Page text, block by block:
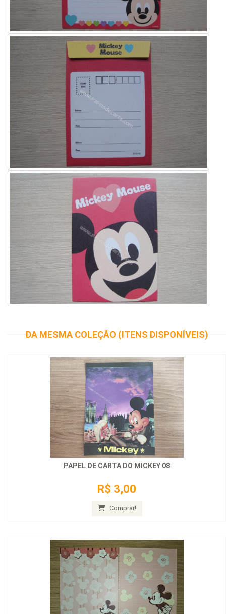
DA MESMA COLEÇÃO (ITENS DISPONÍVEIS)
PAPEL DE CARTA DO MICKEY 08
R$ 3,00
Comprar!